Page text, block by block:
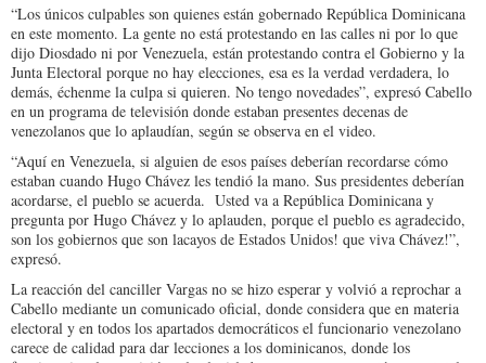
“Los únicos culpables son quienes están gobernado República Dominicana
en este momento. La gente no está protestando en las calles ni por lo que
dijo Diosdado ni por Venezuela, están protestando contra el Gobierno y la
Junta Electoral porque no hay elecciones, esa es la verdad verdadera, lo
demás, échenme la culpa si quieren. No tengo novedades”, expresó Cabello
en un programa de televisión donde estaban presentes decenas de
venezolanos que lo aplaudían, según se observa en el video.
“Aquí en Venezuela, si alguien de esos países deberían recordarse cómo
estaban cuando Hugo Chávez les tendió la mano. Sus presidentes deberían
acordarse, el pueblo se acuerda. Usted va a República Dominicana y
pregunta por Hugo Chávez y lo aplauden, porque el pueblo es agradecido,
son los gobiernos que son lacayos de Estados Unidos! que viva Chávez!”,
expresó.
La reacción del canciller Vargas no se hizo esperar y volvió a reprochar a
Cabello mediante un comunicado oficial, donde considera que en materia
electoral y en todos los apartados democráticos el funcionario venezolano
carece de calidad para dar lecciones a los dominicanos, donde los